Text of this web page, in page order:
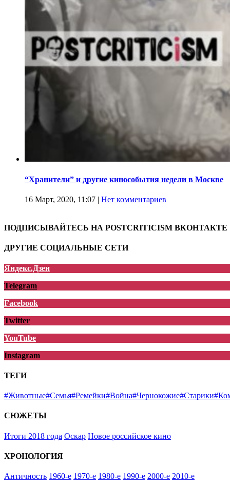
“Хранители” и другие кинособытия недели в Москве
16 Март, 2020, 11:07 | Нет комментариев
ПОДПИСЫВАЙТЕСЬ НА POSTCRITICISM ВКОНТАКТЕ
ДРУГИЕ СОЦИАЛЬНЫЕ СЕТИ
Яндекс.Дзен
Telegram
Facebook
Twitter
YouTube
Instagram
ТЕГИ
#Животные#Семья#Ремейки#Война#Чернокожие#Старики
СЮЖЕТЫ
Итоги 2018 года Оскар Новое российское кино
ХРОНОЛОГИЯ
Античность 1960-е 1970-е 1980-е 1990-е 2000-е 2010-е